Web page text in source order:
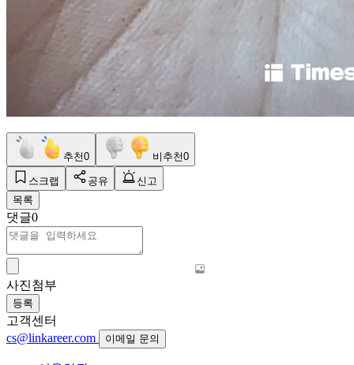
추천0 비추천0
스크랩 공유
신고
목록
댓글0
사진첨부
등록
고객센터
cs@linkareer.com
이메일 문의